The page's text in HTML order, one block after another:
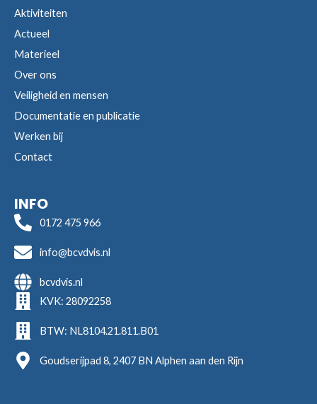
Aktiviteiten
Actueel
Materieel
Over ons
Veiligheid en mensen
Documentatie en publicatie
Werken bij
Contact
INFO
0172 475 966
info@bcvdvis.nl
bcvdvis.nl
KVK: 28092258
BTW: NL8104.21.811.B01
Goudserijpad 8, 2407 BN Alphen aan den Rijn